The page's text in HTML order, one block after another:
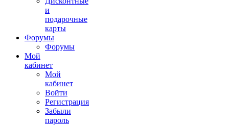
и
подарочные
карты
Форумы
Форумы
Мой
кабинет
Мой
кабинет
Войти
Регистрация
Забыли
пароль